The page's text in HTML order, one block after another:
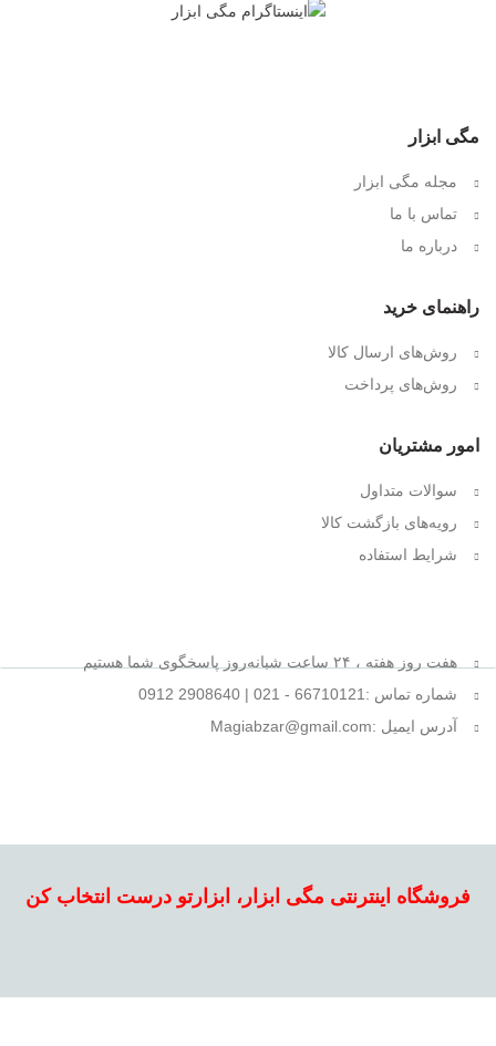
مگی ابزار
مجله مگی ابزار
تماس با ما
درباره ما
راهنمای خرید
روش‌های ارسال کالا
روش‌های پرداخت
امور مشتریان
سوالات متداول
رویه‌های بازگشت کالا
شرایط استفاده
هفت روز هفته ، ۲۴ ساعت شبانه‌روز پاسخگوی شما هستیم
شماره تماس :66710121 - 021 | 2908640 0912
آدرس ایمیل :Magiabzar@gmail.com
فروشگاه اینترنتی مگی ابزار، ابزارتو درست انتخاب کن